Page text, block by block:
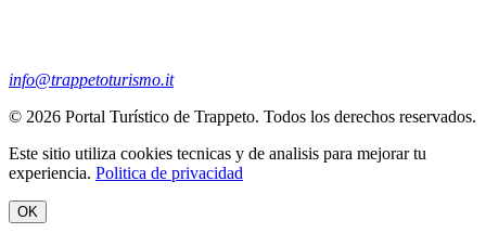
info@trappetoturismo.it
© 2026 Portal Turístico de Trappeto. Todos los derechos reservados.
Este sitio utiliza cookies tecnicas y de analisis para mejorar tu
experiencia. Politica de privacidad
OK